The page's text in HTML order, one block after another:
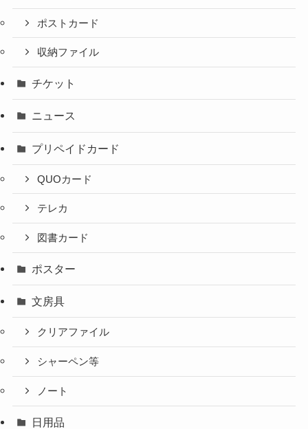
ポストカード
収納ファイル
チケット
ニュース
プリペイドカード
QUOカード
テレカ
図書カード
ポスター
文房具
クリアファイル
シャーペン等
ノート
日用品